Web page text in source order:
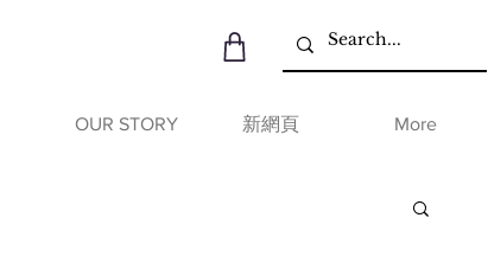
OUR STORY 新網頁 More